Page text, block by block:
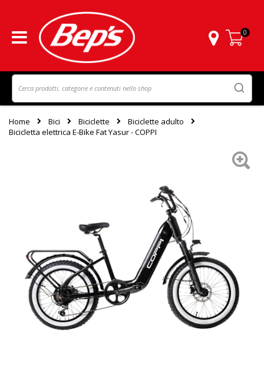
Carrello
0
Home Bici Biciclette
Biciclette adulto
Bicicletta elettrica E-Bike Fat Yasur - COPPI